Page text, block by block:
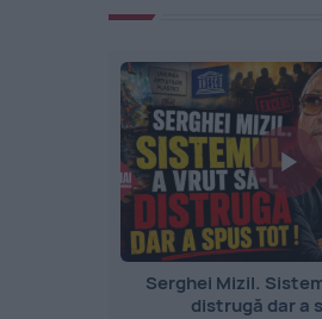
Serghei Mizil.
distrugă dar a